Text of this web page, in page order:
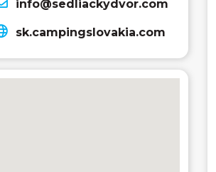
info@sedliackydvor.com
sk.campingslovakia.com